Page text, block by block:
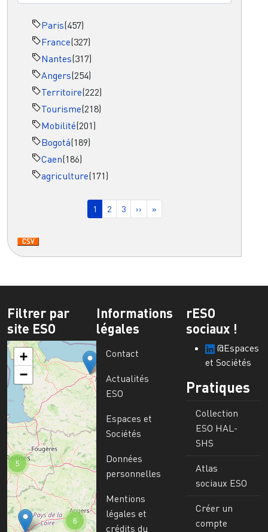
Paris(457)
France(327)
Nantes(317)
Angers(254)
Territoire(222)
Tourisme(218)
Mobilité(201)
Bogotá(189)
Caen(186)
agriculture(171)
Page courante
1 Page
2 Page
3 Page suivante
›› Dernière page
»
Filtrer par
site ESO
6
5
+
−
Informations
légales
Contact
Actualités
ESO
Espaces et
Sociétés
Données
personnelles
Mentions
légales et
crédits du
rESO
sociaux !
@Espaces
et Sociétés
Pratiques
Collection
ESO HAL-
SHS
Atlas
sociaux ESO
Créer un
compte